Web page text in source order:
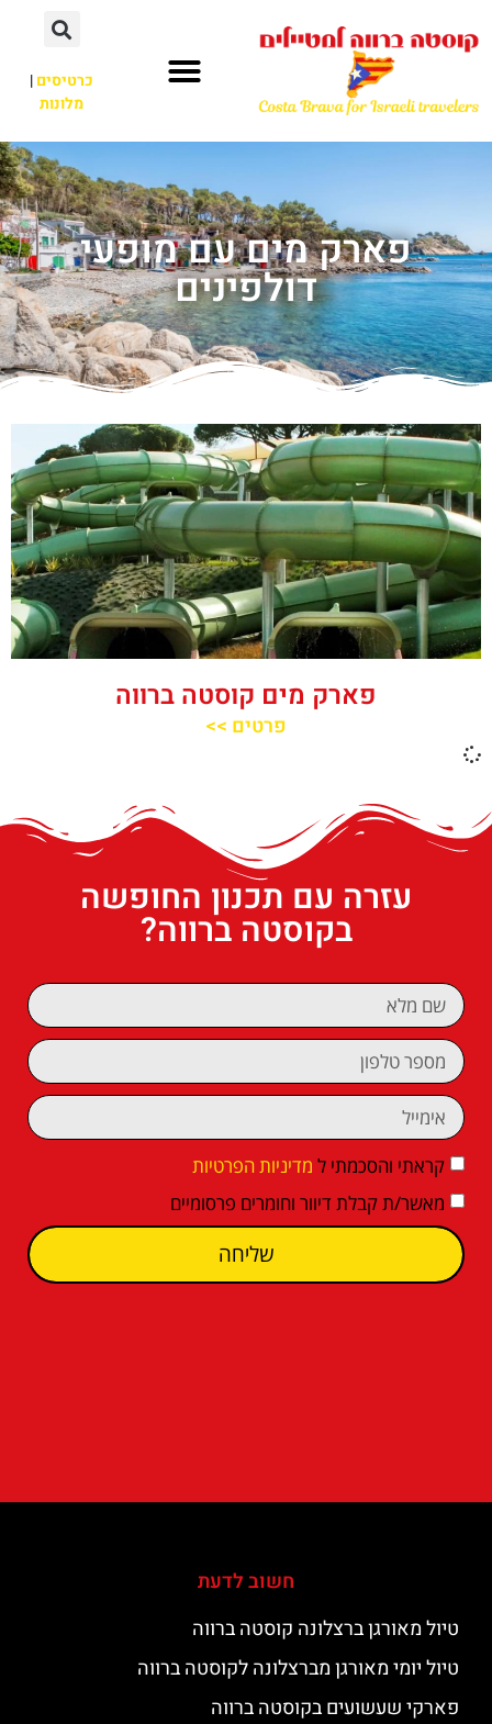
כרטיסים|
מלונות
פארק מים עם מופעי
דולפינים
פארק מים קוסטה ברווה
פרטים >>
עזרה עם תכנון החופשה
בקוסטה ברווה?
קראתי והסכמתי ל מדיניות הפרטיות
מאשר/ת קבלת דיוור וחומרים פרסומיים
שליחה
חשוב לדעת
טיול מאורגן ברצלונה קוסטה ברווה
טיול יומי מאורגן מברצלונה לקוסטה ברווה
פארקי שעשועים בקוסטה ברווה